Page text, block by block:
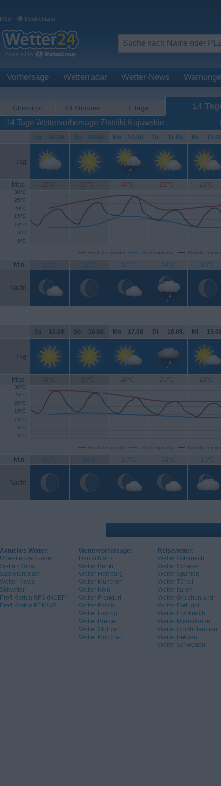
RSS | Deutschland
Vorhersage Wetterradar Wetter-News
Übersicht 24 Stunden 7 Tage 14
14 Tage Wettervorhersage Złotniki Kujawskie
Sa. 08.08. So. 09.08. Mo. 10.08. Di. 11.08. Mi.
Tag
Max. 22°C 27°C 30°C 21°C 23°C
Höchsttemperatur Tiefsttemperatur Aktuelle
0°C
5°C
10°C
15°C
20°C
25°C
30°C
Min. 10°C 11°C 17°C 14°C 10°C
Nacht
Sa. 15.08. So. 16.08. Mo. 17.08. Di. 18.08. Mi.
Tag
Max. 30°C 29°C 26°C 23°C 23°C
Höchsttemperatur Tiefsttemperatur Aktuelle
0°C
5°C
10°C
15°C
20°C
25°C
30°C
Min. 15°C 16°C 15°C 14°C 13°C
Nacht
Aktuelles Wetter:
Unwetterwarnungen
Wetter-Radar
Satellitenbilder
Wetter-News
Skiwetter
Profi-Karten GFS (NCEP)
Profi-Karten ECMWF
Wettervorhersage:
Deutschland
Wetter Berlin
Wetter Hamburg
Wetter München
Wetter Köln
Wetter Frankfurt
Wetter Essen
Wetter Leipzig
Wetter Bremen
Wetter Stuttgart
Wetter München
Reisewetter:
Wetter Österreich
Wetter Schweiz
Wetter Spanien
Wetter Türkei
Wetter Italien
Wetter Griechenland
Wetter Portugal
Wetter Frankreich
Wetter Niederlande
Wetter Großbritannien
Wetter Belgien
Wetter Schweden